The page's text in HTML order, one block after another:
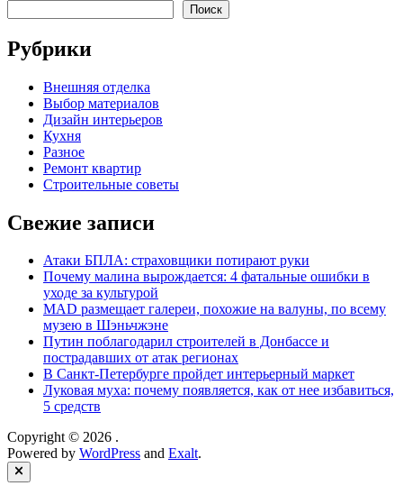
Поиск
Рубрики
Внешняя отделка
Выбор материалов
Дизайн интерьеров
Кухня
Разное
Ремонт квартир
Строительные советы
Свежие записи
Атаки БПЛА: страховщики потирают руки
Почему малина вырождается: 4 фатальные ошибки в
уходе за культурой
MAD размещает галереи, похожие на валуны, по всему
музею в Шэньчжэне
Путин поблагодарил строителей в Донбассе и
пострадавших от атак регионах
В Санкт-Петербурге пройдет интерьерный маркет
Луковая муха: почему появляется, как от нее избавиться,
5 средств
Copyright © 2026 .
Powered by WordPress and Exalt.
Close